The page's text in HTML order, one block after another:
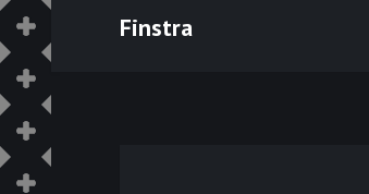
Skip
to
content
Finstra